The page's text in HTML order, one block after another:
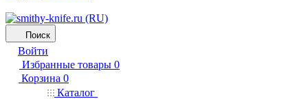
Поиск
Войти
Избранные товары 0
Корзина 0
Каталог